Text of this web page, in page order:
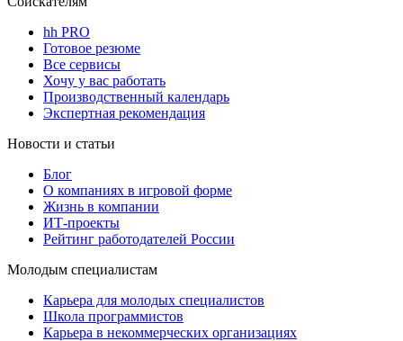
hh PRO
Готовое резюме
Все сервисы
Хочу у вас работать
Производственный календарь
Экспертная рекомендация
Новости и статьи
Блог
О компаниях в игровой форме
Жизнь в компании
ИТ-проекты
Рейтинг работодателей России
Молодым специалистам
Карьера для молодых специалистов
Школа программистов
Карьера в некоммерческих организациях